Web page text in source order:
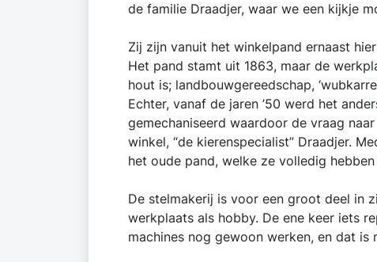
de familie Draadjer, waar we een kijkje
Zij zijn vanuit het winkelpand ernaast
Het pand stamt uit 1863, maar de
hout is; landbouwgereedschap,
Echter, vanaf de jaren ’50 werd het
gemechaniseerd waardoor de vraag
winkel, “de kierenspecialist” Draadjer.
het oude pand, welke ze volledig
De stelmakerij is voor een groot deel in
werkplaats als hobby. De ene keer iets
machines nog gewoon werken, en dat is